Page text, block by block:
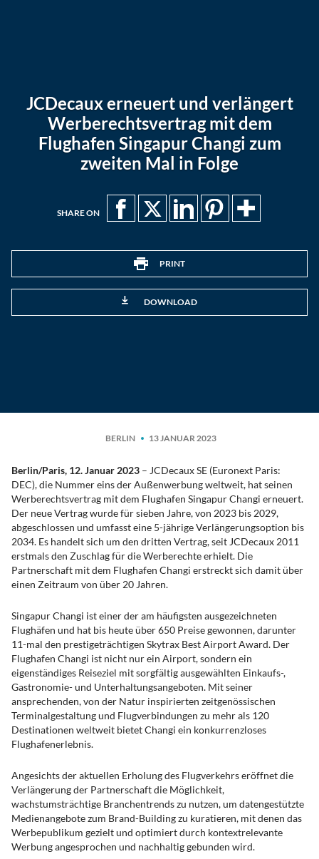
JCDecaux erneuert und verlängert
Werberechtsvertrag mit dem
Flughafen Singapur Changi zum
zweiten Mal in Folge
SHARE ON
PRINT
DOWNLOAD
BERLIN 13 JANUAR 2023
Berlin/Paris, 12. Januar 2023 – JCDecaux SE (Euronext Paris:
DEC), die Nummer eins der Außenwerbung weltweit, hat seinen
Werberechtsvertrag mit dem Flughafen Singapur Changi erneuert.
Der neue Vertrag wurde für sieben Jahre, von 2023 bis 2029,
abgeschlossen und umfasst eine 5-jährige Verlängerungsoption bis
2034. Es handelt sich um den dritten Vertrag, seit JCDecaux 2011
erstmals den Zuschlag für die Werberechte erhielt. Die
Partnerschaft mit dem Flughafen Changi erstreckt sich damit über
einen Zeitraum von über 20 Jahren.
Singapur Changi ist einer der am häufigsten ausgezeichneten
Flughäfen und hat bis heute über 650 Preise gewonnen, darunter
11-mal den prestigeträchtigen Skytrax Best Airport Award. Der
Flughafen Changi ist nicht nur ein Airport, sondern ein
eigenständiges Reiseziel mit sorgfältig ausgewählten Einkaufs-,
Gastronomie- und Unterhaltungsangeboten. Mit seiner
ansprechenden, von der Natur inspirierten zeitgenössischen
Terminalgestaltung und Flugverbindungen zu mehr als 120
Destinationen weltweit bietet Changi ein konkurrenzloses
Flughafenerlebnis.
Angesichts der aktuellen Erholung des Flugverkehrs eröffnet die
Verlängerung der Partnerschaft die Möglichkeit,
wachstumsträchtige Branchentrends zu nutzen, um datengestützte
Medienangebote zum Brand-Building zu kuratieren, mit denen das
Werbepublikum gezielt und optimiert durch kontextrelevante
Werbung angesprochen und nachhaltig gebunden wird.